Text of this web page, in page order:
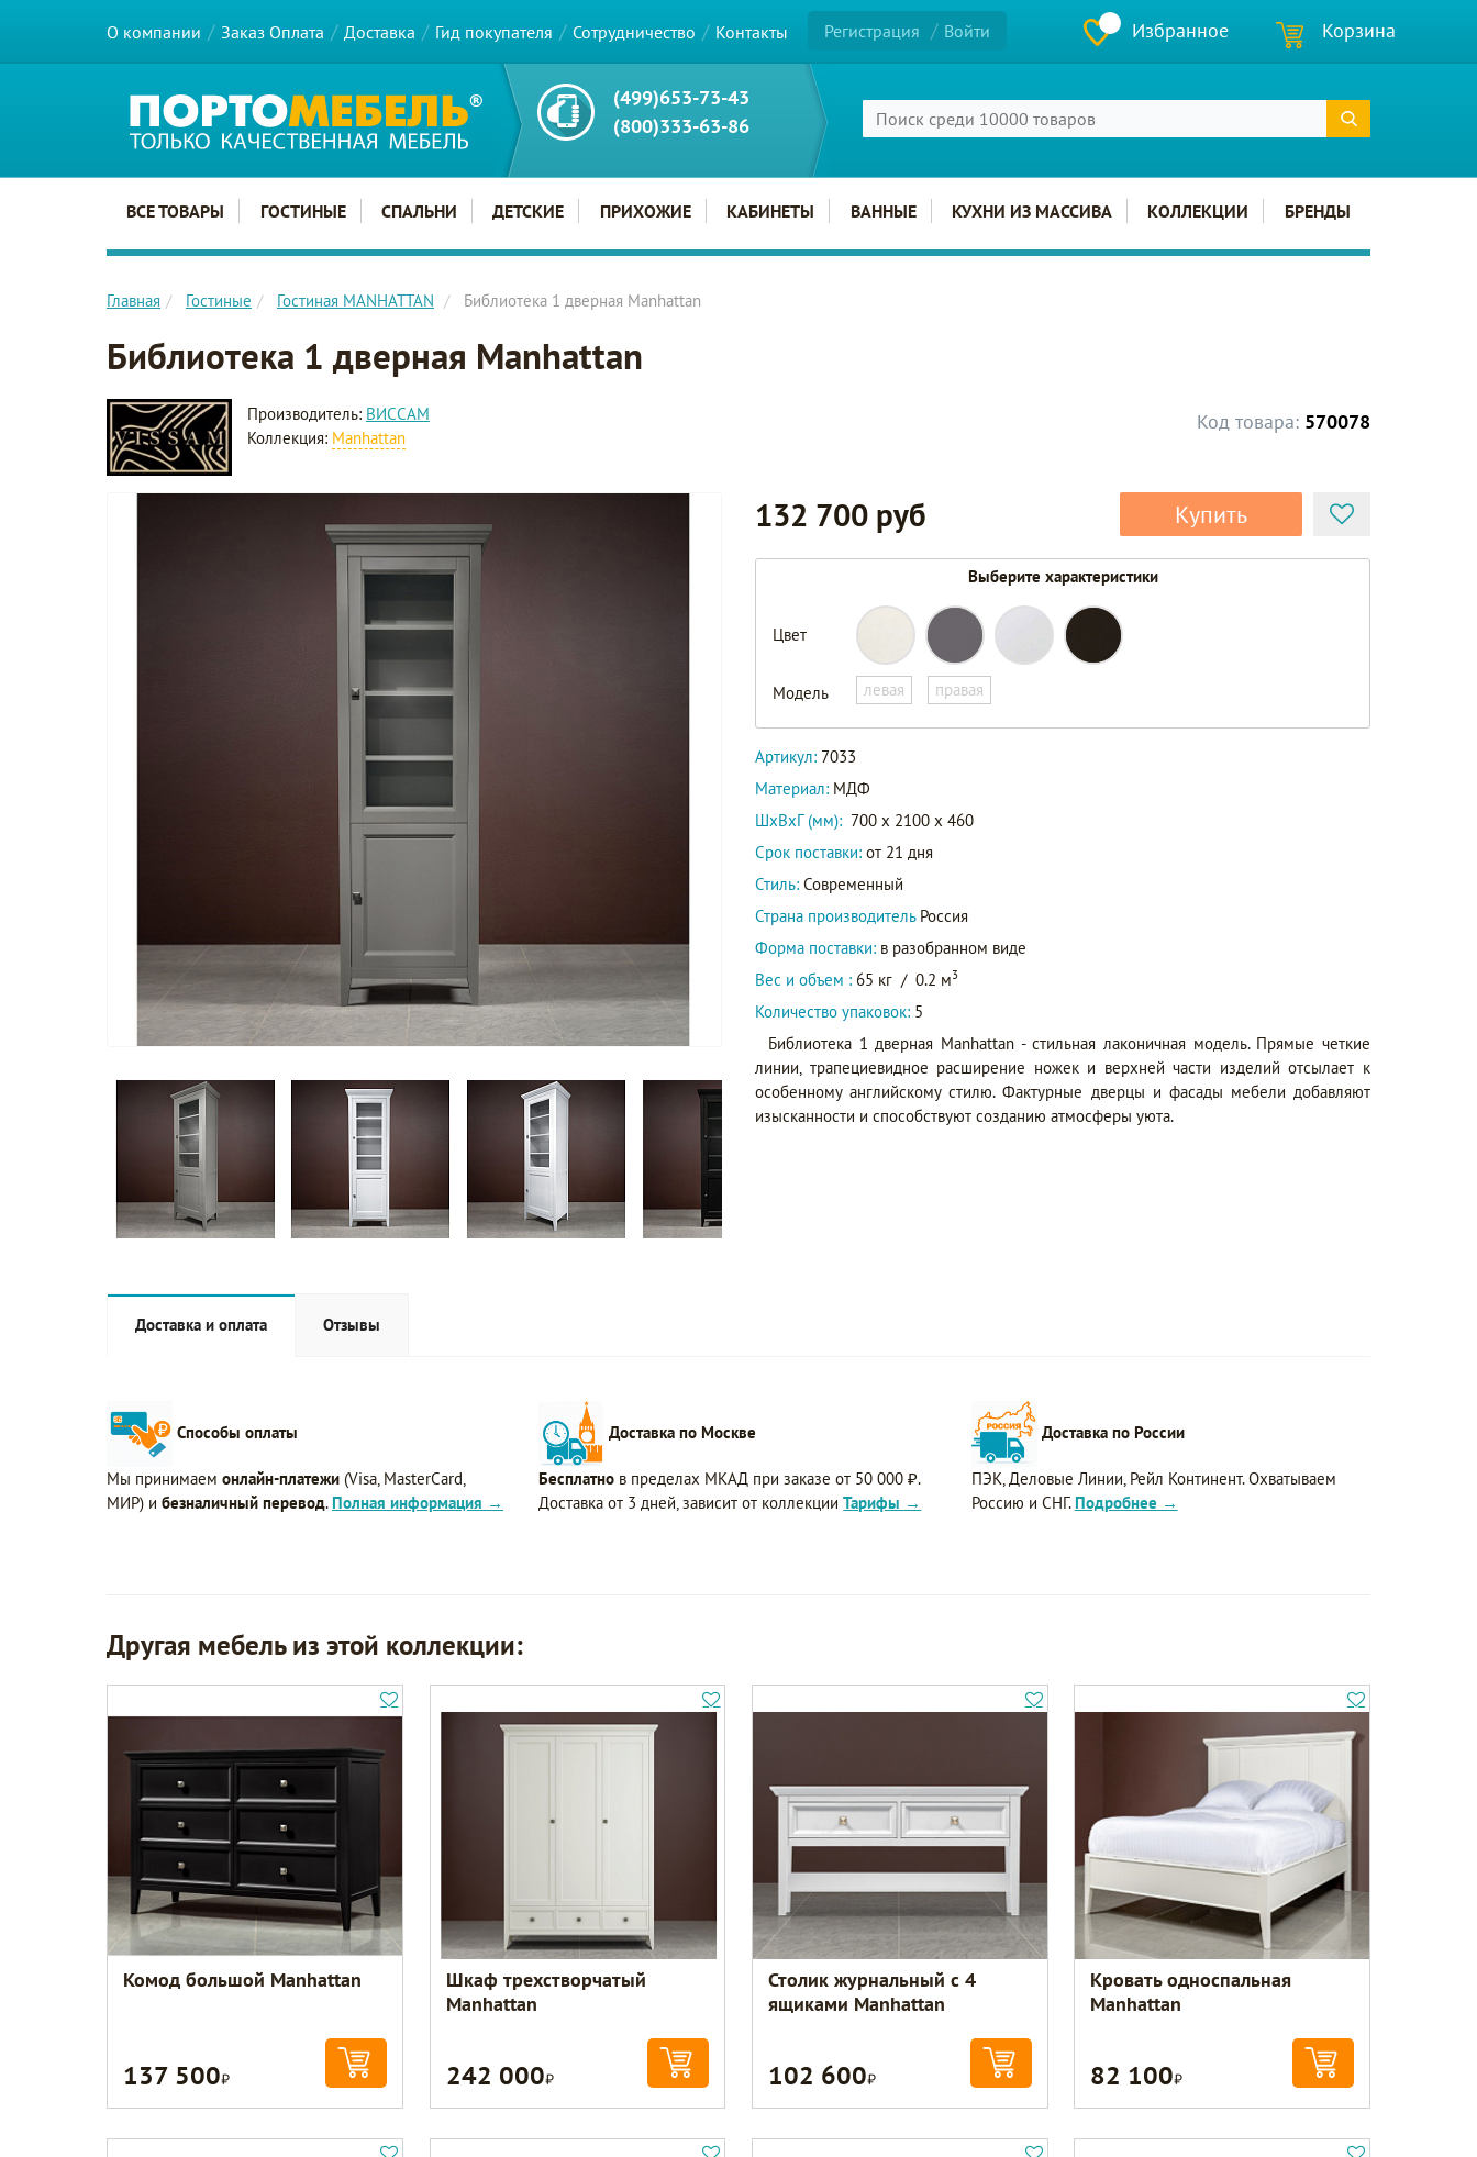
О компании Заказ Оплата Доставка Гид покупателя Сотрудничество Контакты Регистрация Войти Избранное Корзина
(499)653-73-43
(800)333-63-86
Главное меню сайта
ВСЕ ТОВАРЫ ГОСТИНЫЕ СПАЛЬНИ ДЕТСКИЕ ПРИХОЖИЕ КАБИНЕТЫ ВАННЫЕ КУХНИ ИЗ МАССИВА КОЛЛЕКЦИИ БРЕНДЫ
Главная Гостиные Гостиная MANHATTAN Библиотека 1 дверная Manhattan
Библиотека 1 дверная Manhattan
Код товара: 570078
Производитель: ВИССАМ
Коллекция: Manhattan
132 700 руб Купить
Выберите характеристики
Цвет
Модель левая правая
Артикул: 7033
Материал: МДФ
ШxВxГ (мм): 700 x 2100 x 460
Срок поставки: от 21 дня
Стиль: Современный
Страна производитель Россия
Форма поставки: в разобранном виде
Вес и объем : 65 кг / 0.2 м3
Количество упаковок: 5
Библиотека 1 дверная Manhattan - стильная лаконичная модель. Прямые четкие
линии, трапециевидное расширение ножек и верхней части изделий отсылает к
особенному английскому стилю. Фактурные дверцы и фасады мебели добавляют
изысканности и способствуют созданию атмосферы уюта.
Доставка и оплата Отзывы
Способы оплаты
Мы принимаем онлайн-платежи (Visa, MasterCard,
МИР) и безналичный перевод. Полная информация →
Доставка по Москве
Бесплатно в пределах МКАД при заказе от 50 000 ₽.
Доставка от 3 дней, зависит от коллекцииТарифы →
Доставка по России
ПЭК, Деловые Линии, Рейл Континент. Охватываем
Россию и СНГ. Подробнее →
Другая мебель из этой коллекции:
Комод большой Manhattan
137 500Р
Шкаф трехстворчатый
Manhattan
242 000Р
Столик журнальный с 4
ящиками Manhattan
102 600Р
Кровать односпальная
Manhattan
82 100Р